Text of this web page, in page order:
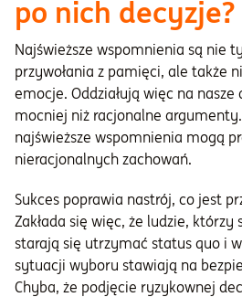
po nich decyzje?
Najświeższe wspomnienia są nie
przywołania z pamięci, ale także
emocje. Oddziałują więc na
mocniej niż racjonalne
najświeższe wspomnienia mogą
nieracjonalnych zachowań.
Sukces poprawia nastrój, co jest
Zakłada się więc, że ludzie,
starają się utrzymać status quo i
sytuacji wyboru stawiają na
Chyba, że podjęcie ryzykownej